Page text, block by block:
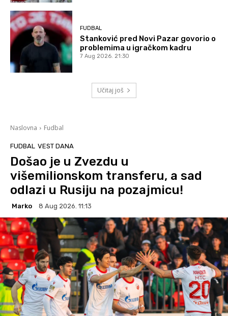
FUDBAL
Stanković pred Novi Pazar govorio o
problemima u igračkom kadru
7 Aug 2026. 21:30
Učitaj još